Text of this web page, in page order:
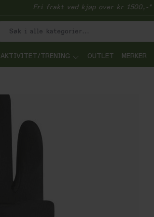
Fri frakt ved kjøp over kr 1500,-*
AKTIVITET/TRENING OUTLET MERKER